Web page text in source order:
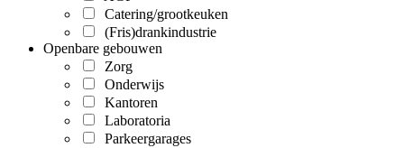
Catering/grootkeuken
(Fris)drankindustrie
Openbare gebouwen
Zorg
Onderwijs
Kantoren
Laboratoria
Parkeergarages